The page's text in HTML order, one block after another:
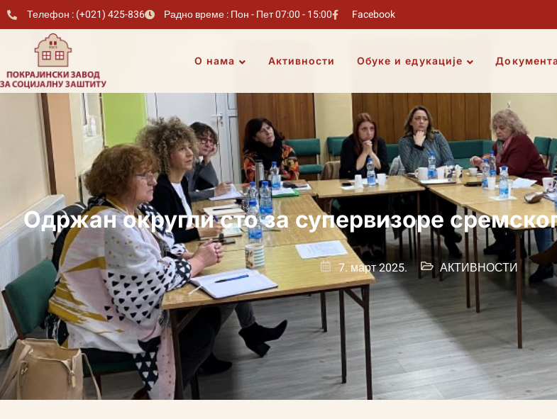
Телефон : (+021) 425-836 Радно време : Пон - Пет 07:00 - 15:00 Facebook
О нама Активности Обуке и едукације Документа
Одржан округли сто за супервизоре
7. март 2025. АКТИВНОСТИ